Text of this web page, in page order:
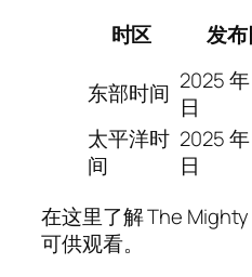
时区 发
东部时间 2025 年
日
太平洋时
间
2025 年
日
在这里了解 The
可供观看。